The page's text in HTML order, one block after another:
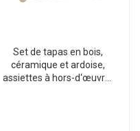
Set de tapas en bois,
céramique et ardoise,
assiettes à hors-d‘œuvre,